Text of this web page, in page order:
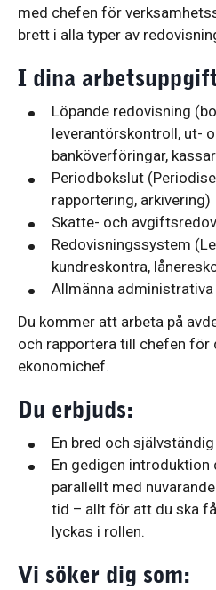
med chefen för
brett i alla typer av
I dina
Löpande redovisning
leverantörskontroll, ut-
banköverföringar,
Periodbokslut
rapportering, arkivering)
Skatte- och
Redovisningssystem
kundreskontra,
Allmänna
Du kommer att arbeta på
och rapportera till chefen för
ekonomichef.
Du erbjuds:
En bred och
En gedigen
parallellt med
tid – allt för att du ska
lyckas i rollen.
Vi söker dig som: